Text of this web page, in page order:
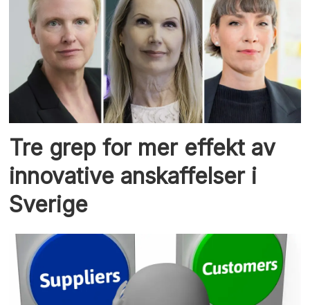
Tre grep for mer effekt av
innovative anskaffelser i
Sverige